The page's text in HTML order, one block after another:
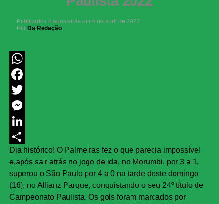
Publicados 4 anos atrás em 4 de abril de 2022
Por Da Redação
WhatsApp
Facebook
Twitter
Messenger
LinkedIn
Share
Dia histórico! O Palmeiras fez o que parecia impossível
e,após sair atrás no jogo de ida, no Morumbi, por 3 a 1,
superou o São Paulo por 4 a 0 na tarde deste domingo
(16), no Allianz Parque, conquistando o seu 24º título de
Campeonato Paulista. Os gols foram marcados por